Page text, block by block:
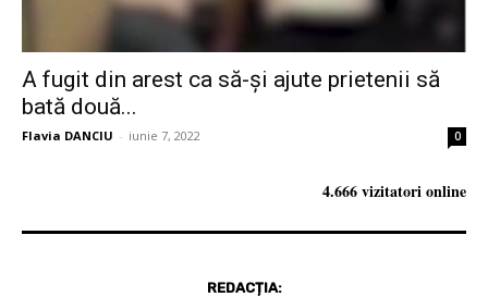
A fugit din arest ca să-și ajute prietenii să
bată două...
Flavia DANCIU - iunie 7, 2022 0
4.666 vizitatori online
REDACȚIA: